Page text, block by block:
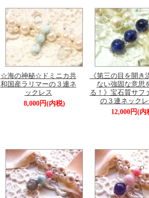
☆海の神秘☆ドミニカ共
和国産ラリマーの３連ネ
ックレス
8,000円(内税)
《第三の目を開き
ない強固な意思
る！》宝石質サフ
の３連ネックレ
12,000円(内